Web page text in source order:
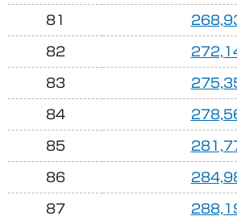
81
82
83
84
85
86
87